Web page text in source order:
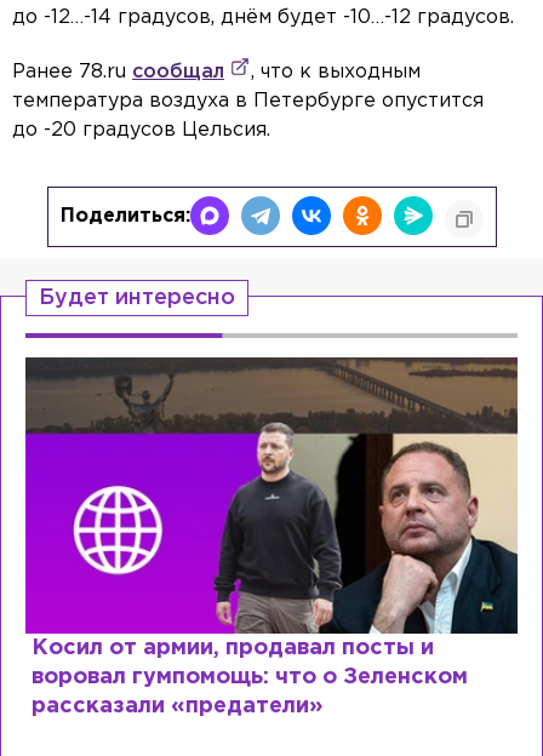
до -12…-14 градусов, днём будет -10…-12 градусов.
Ранее 78.ru сообщал
, что к выходным
температура воздуха в Петербурге опустится
до -20 градусов Цельсия.
Поделиться:
Будет интересно
продавал посты и
что о Зеленском
Рыдает из-за
Лазаревым: